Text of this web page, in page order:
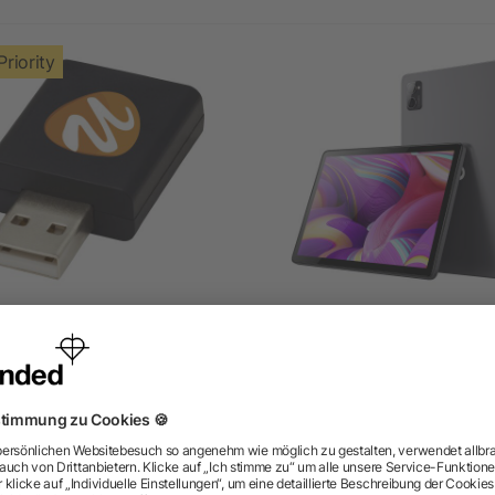
USB-Datenblocker
ab 1,29 €